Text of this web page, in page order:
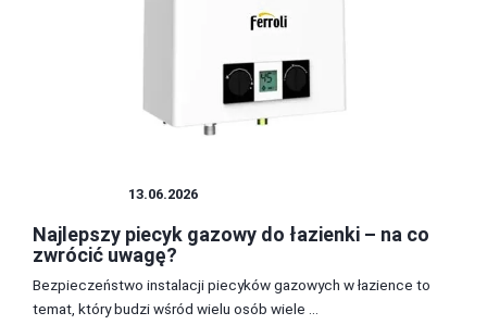
13.06.2026
Najlepszy piecyk gazowy do łazienki – na co
zwrócić uwagę?
Bezpieczeństwo instalacji piecyków gazowych w łazience to
temat, który budzi wśród wielu osób wiele ...